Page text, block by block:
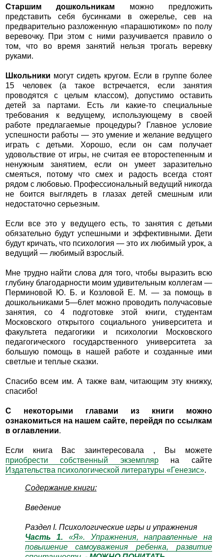
Старшим дошкольникам можно предложить
представить себя бусинками в ожерелье, сев на
предварительно разложенную «парашютиком» по полу
веревочку. При этом с ними разучивается правило о
том, что во время занятий нельзя трогать веревку
руками.
Школьники могут сидеть кругом. Если в группе более
15 человек (а такое встречается, если занятия
проводятся с целым классом), допустимо оставить
детей за партами. Есть ли какие-то специальные
требования к ведущему, использующему в своей
работе предлагаемые процедуры? Главное условие
успешности работы — это умение и желание ведущего
играть с детьми. Хорошо, если он сам получает
удовольствие от игры, не считая ее второстепенным и
ненужным занятием, если он умеет заразительно
смеяться, потому что смех и радость всегда стоят
рядом с любовью. Профессиональный ведущий никогда
не боится выглядеть в глазах детей смешным или
недостаточно серьезным.
Если все это у ведущего есть, то занятия с детьми
обязательно будут успешными и эффективными. Дети
будут кричать, что психология — это их любимый урок, а
ведущий — любимый взрослый.
Мне трудно найти слова для того, чтобы выразить всю
глубину благодарности моим удивительным коллегам —
Перминовой Ю. Б. и Козловой Е. М. — за помощь в
дошкольниками 5—6лет можно проводить получасовые
занятия, со 4 подготовке этой книги, студентам
Московского открытого социального университета и
факультета педагогики и психологии Московского
педагогического государственного университета за
большую помощь в нашей работе и созданные ими
светлые и теплые сказки.
Спасибо всем им. А также вам, читающим эту книжку,
спасибо!
С некоторыми главами из книги можно
ознакомиться на нашем сайте, перейдя по ссылкам
в оглавлении.
Если книга Вас заинтересовала , Вы можете
приобрести собственный экземплярна сайте
Издательства психологической литературы «Генезис».
Содержание книги:
Введение
Раздел I. Психологические игры и упражнения
Часть 1. «Я». Упражнения, направленные на
повышение самоуважения ребенка, развитие